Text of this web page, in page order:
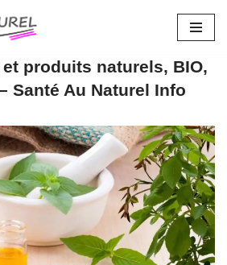
produits naturels, BIO,
Santé Au Naturel Info